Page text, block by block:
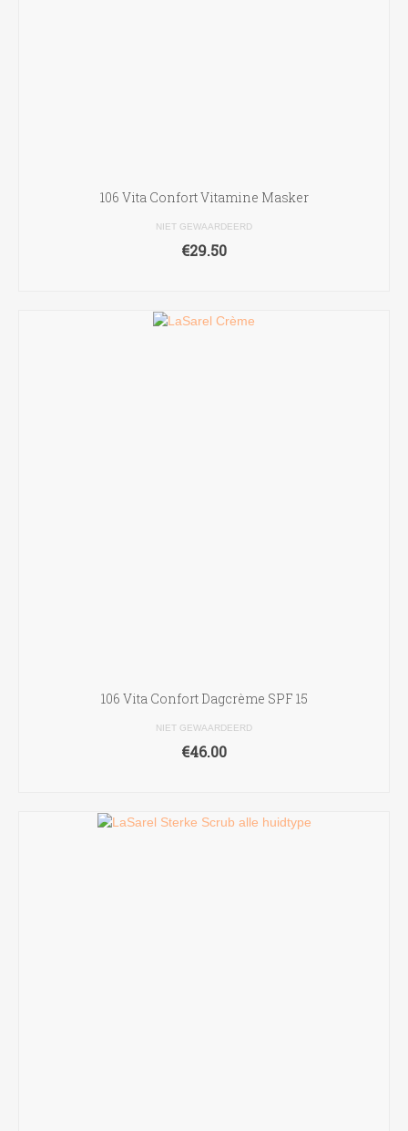
106 Vita Confort Vitamine Masker
NIET GEWAARDEERD
€29.50
106 Vita Confort Dagcrème SPF 15
NIET GEWAARDEERD
€46.00